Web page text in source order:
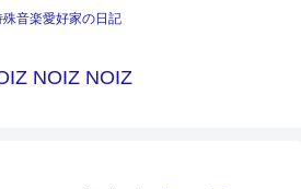
殊音楽愛好家の日記
NOIZ NOIZ